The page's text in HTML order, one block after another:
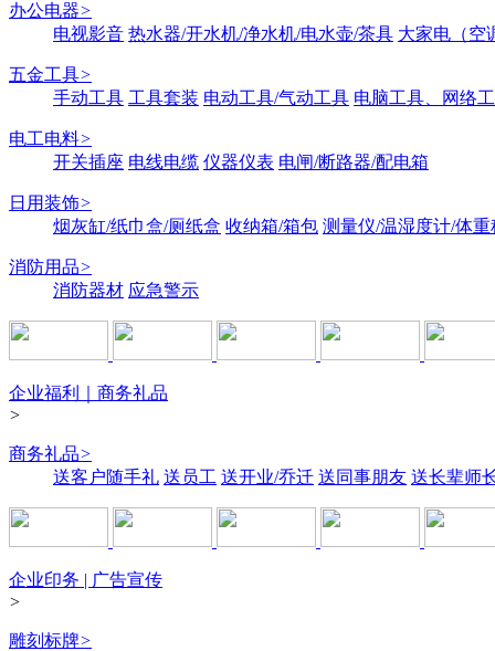
办公电器>
电视影音 热水器/开水机/净水机/电水壶/茶具 大家电（空
五金工具>
手动工具 工具套装 电动工具/气动工具 电脑工具、网络
电工电料>
开关插座 电线电缆 仪器仪表 电闸/断路器/配电箱
日用装饰>
烟灰缸/纸巾盒/厕纸盒 收纳箱/箱包 测量仪/温湿度计/体重
消防用品>
消防器材 应急警示
企业福利｜商务礼品
>
商务礼品>
送客户随手礼 送员工 送开业/乔迁 送同事朋友 送长辈师
企业印务 | 广告宣传
>
雕刻标牌>